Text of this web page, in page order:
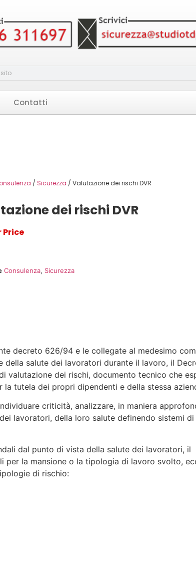
Contatti
/ Sicurezza / Valutazione dei rischi DVR
dei rischi DVR
Price
Consulenza, Sicurezza
decreto 626/94 e le collegate al medesimo
della salute dei lavoratori durante il lavoro, il
valutazione dei rischi, documento tecnico che
tutela dei propri dipendenti e della stessa
criticità, analizzare, in maniera
lavoratori, della loro salute definendo sistemi di
dal punto di vista della salute dei lavoratori, il
per la mansione o la tipologia di lavoro svolto,
di rischio: